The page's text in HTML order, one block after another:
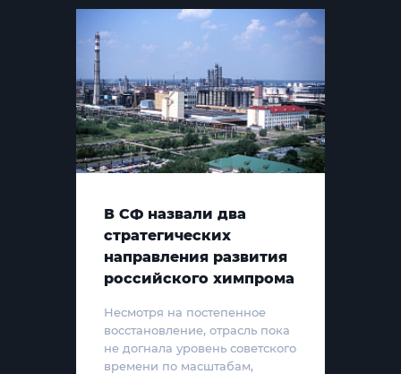
В СФ назвали два
стратегических
направления развития
российского химпрома
Несмотря на постепенное
восстановление, отрасль пока
не догнала уровень советского
времени по масштабам,